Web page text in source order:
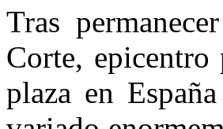
Tras
Corte,
plaza en